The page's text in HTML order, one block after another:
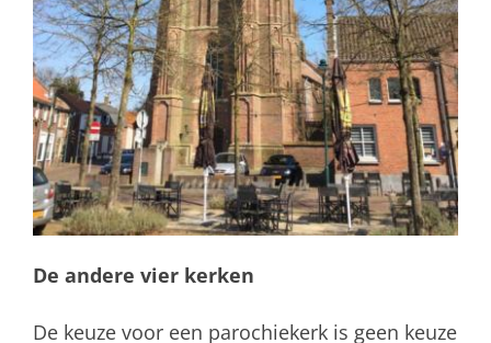
De andere vier kerken
De keuze voor een parochiekerk is geen keuze